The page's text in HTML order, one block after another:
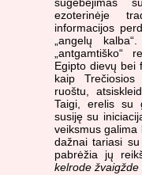
sugebėjimas
ezoterinėje
informacijos
„angelų
„antgamtiško“
Egipto dievų bei
kaip
ruoštu,
Taigi, erelis su
susiję su
veiksmus galima
dažnai tariasi
pabrėžia jų
kelrode žvaigžde